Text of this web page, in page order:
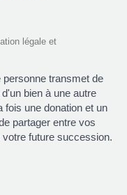
légale et
personne transmet de
bien à une autre
fois une donation et un
partager entre vos
future succession.